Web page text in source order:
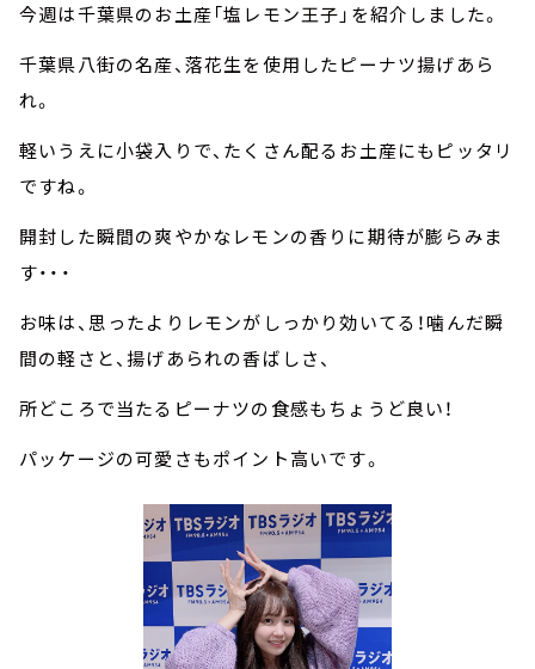
今週は千葉県のお土産「塩レモン王子」を紹介しました。
千葉県八街の名産、落花生を使用したピーナツ揚げあら
れ。
軽いうえに小袋入りで、たくさん配るお土産にもピッタリ
ですね。
開封した瞬間の爽やかなレモンの香りに期待が膨らみま
す・・・
お味は、思ったよりレモンがしっかり効いてる！噛んだ瞬
間の軽さと、揚げあられの香ばしさ、
所どころで当たるピーナツの食感もちょうど良い！
パッケージの可愛さもポイント高いです。